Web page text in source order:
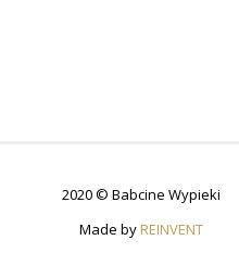
2020 © Babcine Wypieki
Made by REINVENT